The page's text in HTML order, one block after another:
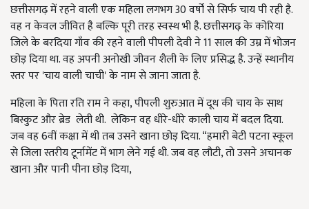
छत्तीसगढ़ में रहने वाली एक महिला लगभग 30 वर्षों से सिर्फ चाय पी रही है.
वह न केवल जीवित है बल्कि पूरी तरह स्वस्थ भी है. छत्तीसगढ़ के कोरिया
जिले के बरदिया गाँव की रहने वाली पीपली देवी ने 11 साल की उम्र में भोजन
छोड़ दिया था. वह अपनी अनोखी जीवन शैली के लिए प्रसिद्ध है. उन्हें स्थानीय
स्तर पर 'चाय वाली चाची' के नाम से जाना जाता है.
महिला के पिता रति राम ने कहा, पीपली शुरुआत में दूध की चाय के साथ
बिस्कुट और ब्रेड लेती थी. लेकिन वह धीरे-धीरे काली चाय में बदल दिया.
जब वह 6वीं कक्षा में थी तब उसने खाना छोड़ दिया. “हमारी बेटी पटना स्कूल
से जिला स्तरीय टूर्नामेंट में भाग लेने गई थी. जब वह लौटी, तो उसने अचानक
खाना और पानी पीना छोड़ दिया,